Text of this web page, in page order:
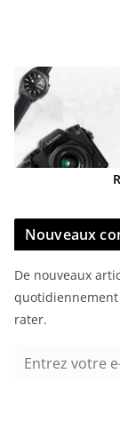
Nouveaux
De nouveaux
rater.